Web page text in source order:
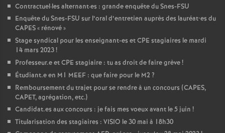
Contractuel·les alternant·es : grande enquête du Snes-FSU
Enquête du Snes-FSU sur l’oral d’entretien auprès des lauréat•es du
CAPES« rénové»
Stage syndical pour les enseignant-es etCPE stagiaires le mardi
14 mars 2023!
Professeur.e etCPE stagiaire : tu as droit de faire grève!
Étudiant.e en M1 MEEF : que faire pour le M2?
Remboursement du trajet pour se rendre à un concours (CAPES,
CAPET, agrégation, etc.)
Candidat.es aux concours : je fais mes voeux avant le 5 juin !
Titularisation des stagiaires : VISIO le 30 mai à 18h30